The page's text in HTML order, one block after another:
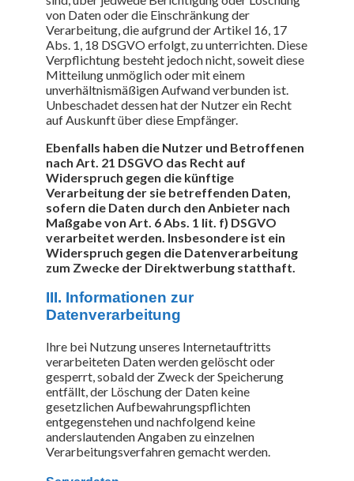
von Daten oder die Einschränkung der
Verarbeitung, die aufgrund der Artikel 16, 17
Abs. 1, 18 DSGVO erfolgt, zu unterrichten. Diese
Verpflichtung besteht jedoch nicht, soweit diese
Mitteilung unmöglich oder mit einem
unverhältnismäßigen Aufwand verbunden ist.
Unbeschadet dessen hat der Nutzer ein Recht
auf Auskunft über diese Empfänger.
Ebenfalls haben die Nutzer und Betroffenen
nach Art. 21 DSGVO das Recht auf
Widerspruch gegen die künftige
Verarbeitung der sie betreffenden Daten,
sofern die Daten durch den Anbieter nach
Maßgabe von Art. 6 Abs. 1 lit. f) DSGVO
verarbeitet werden. Insbesondere ist ein
Widerspruch gegen die Datenverarbeitung
zum Zwecke der Direktwerbung statthaft.
III. Informationen zur
Datenverarbeitung
Ihre bei Nutzung unseres Internetauftritts
verarbeiteten Daten werden gelöscht oder
gesperrt, sobald der Zweck der Speicherung
entfällt, der Löschung der Daten keine
gesetzlichen Aufbewahrungspflichten
entgegenstehen und nachfolgend keine
anderslautenden Angaben zu einzelnen
Verarbeitungsverfahren gemacht werden.